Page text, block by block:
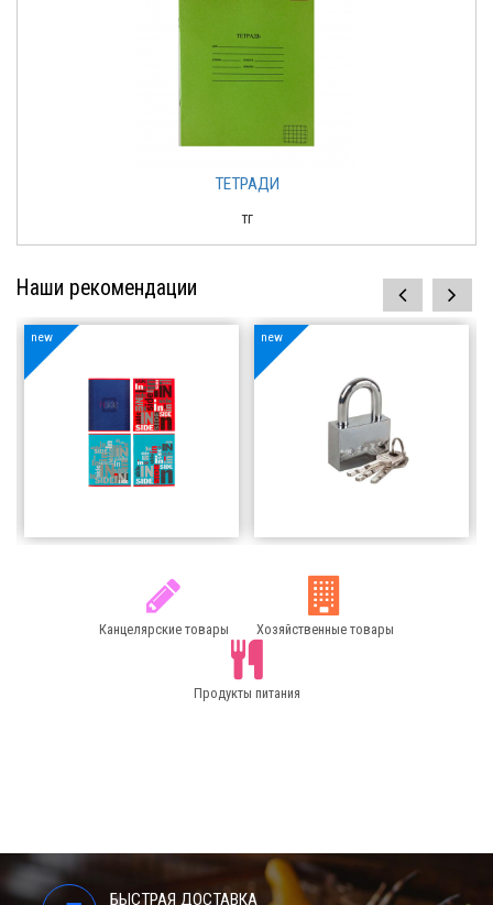
ТЕТРАДИ
тг
Наши рекомендации
new new
Хозяйственные
товары
2000тг
Канцелярские товары
51200тг
корзину
prev next
Канцелярские товары Хозяйственные товары
Продукты питания
БЫСТРАЯ ДОСТАВКА